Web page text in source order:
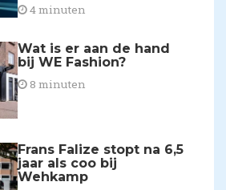
4 minuten
Wat is er aan de hand
bij WE Fashion?
8 minuten
Frans Falize stopt na 6,5
jaar als coo bij
Wehkamp